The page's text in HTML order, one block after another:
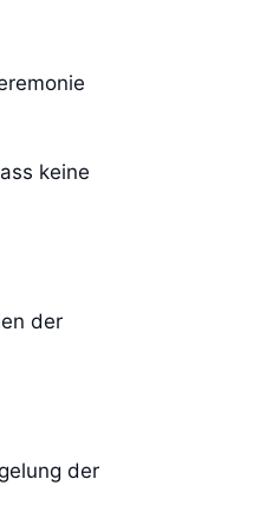
keine
der
der